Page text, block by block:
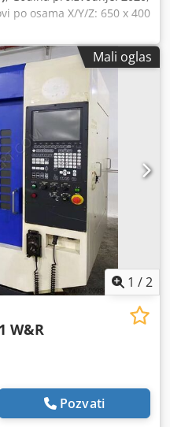
po osama X/Y/Z: 650 x 400
800 x 400 mm Brzina
za alate za 40 alata,
70 bar Djdpfx Aqszlb
40 Elektronsko ručno
Mali oglas
1 /2
W&R
Pozvati